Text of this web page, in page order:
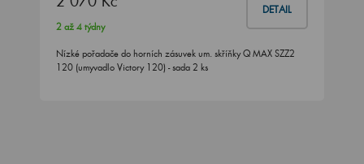
DETAIL
2 až 4 týdny
Nízké pořadače do horních zásuvek um. skříňky Q MAX SZZ2
120 (umyvadlo Victory 120) - sada 2 ks